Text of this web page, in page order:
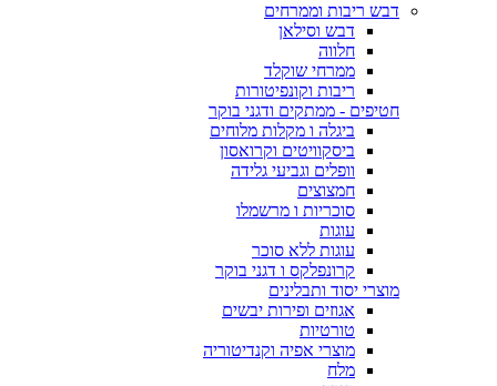
דבש ריבות וממרחים
דבש וסילאן
חלווה
ממרחי שוקלד
ריבות וקונפיטורות
חטיפים - ממתקים ודגני בוקר
ביגלה ו מקלות מלוחים
ביסקוויטים וקרואסון
וופלים וגביעי גלידה
חמצוצים
סוכריות ו מרשמלו
עוגות
עוגות ללא סוכר
קרונפלקס ו דגני בוקר
מוצרי יסוד ותבלינים
אגוזים ופירות יבשים
טורטיות
מוצרי אפיה וקנדיטוריה
מלח